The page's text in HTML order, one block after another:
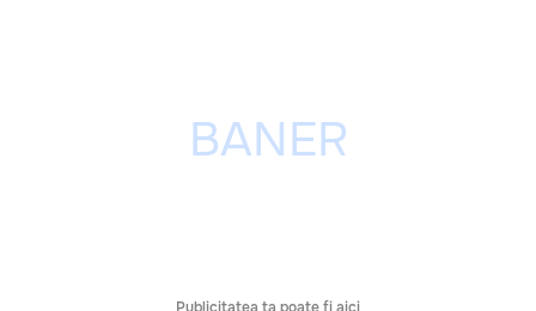
Publicitatea ta poate fi aici